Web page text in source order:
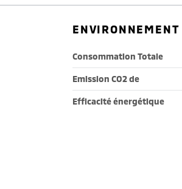
ENVIRONNEMENT
Consommation Totale
Emission CO2 de
Efficacité énergétique